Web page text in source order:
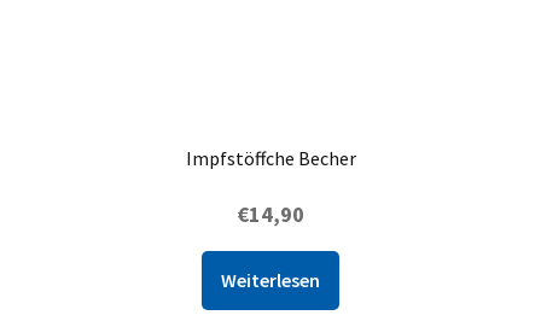
Impfstöffche Becher
€14,90
Weiterlesen